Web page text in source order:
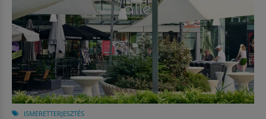
ISMERETTERJESZTÉS